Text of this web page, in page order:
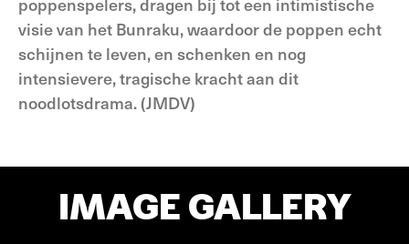
visie van het Bunraku, waardoor de poppen echt
schijnen te leven, en schenken en nog
intensievere, tragische kracht aan dit
noodlotsdrama. (JMDV)
IMAGE GALLERY